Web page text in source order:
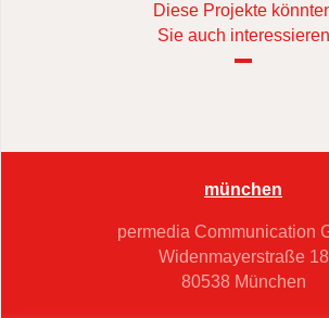
Diese Projekte
Sie auch interessieren
münchen
permedia Communication
Widenmayerstraße 18
80538 München